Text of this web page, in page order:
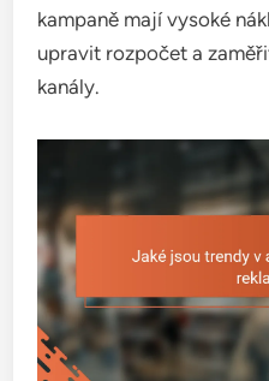
kampaně mají vysoké
upravit rozpočet a
kanály.